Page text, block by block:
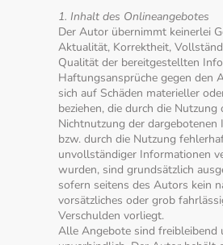
1. Inhalt des Onlineangebotes
Der Autor übernimmt keinerlei
Aktualität, Korrektheit,
Qualität der bereitgestellten
Haftungsansprüche gegen den
sich auf Schäden materieller
beziehen, die durch die Nutzung
Nichtnutzung der dargebotenen
bzw. durch die Nutzung
unvollständiger Informationen
wurden, sind grundsätzlich
sofern seitens des Autors kein
vorsätzliches oder grob
Verschulden vorliegt.
Alle Angebote sind freibleibend